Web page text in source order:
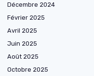
Décembre 2024
Février 2025
Avril 2025
Juin 2025
Août 2025
Octobre 2025